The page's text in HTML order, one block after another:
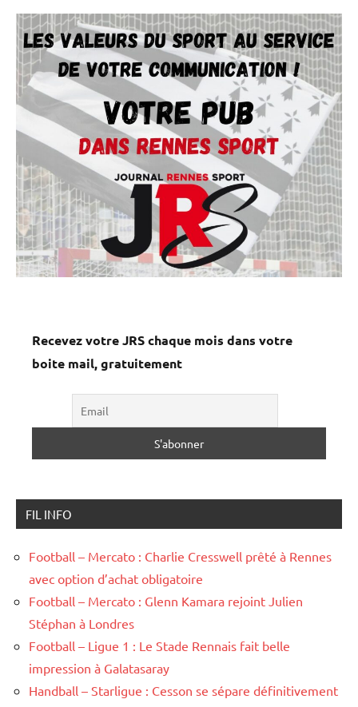
Recevez votre JRS chaque mois dans votre
boite mail, gratuitement
FIL INFO
Football – Mercato : Charlie Cresswell prêté à Rennes
avec option d’achat obligatoire
Football – Mercato : Glenn Kamara rejoint Julien
Stéphan à Londres
Football – Ligue 1 : Le Stade Rennais fait belle
impression à Galatasaray
Handball – Starligue : Cesson se sépare définitivement